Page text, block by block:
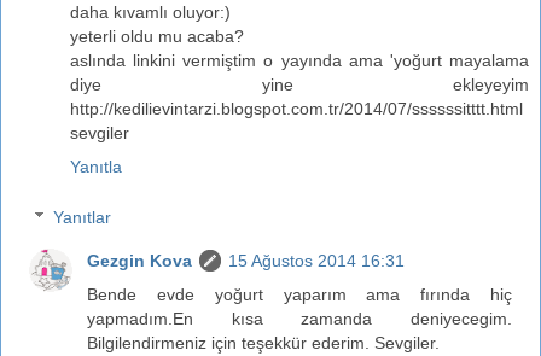
daha kıvamlı oluyor:)
yeterli oldu mu acaba?
aslında linkini vermiştim o yayında ama 'yoğurt mayalama
diye yine ekleyeyim
http://kedilievintarzi.blogspot.com.tr/2014/07/ssssssitttt.html
sevgiler
Yanıtla
Yanıtlar
Gezgin Kova
15 Ağustos 2014 16:31
Bende evde yoğurt yaparım ama fırında hiç
yapmadım.En kısa zamanda deniyecegim.
Bilgilendirmeniz için teşekkür ederim. Sevgiler.